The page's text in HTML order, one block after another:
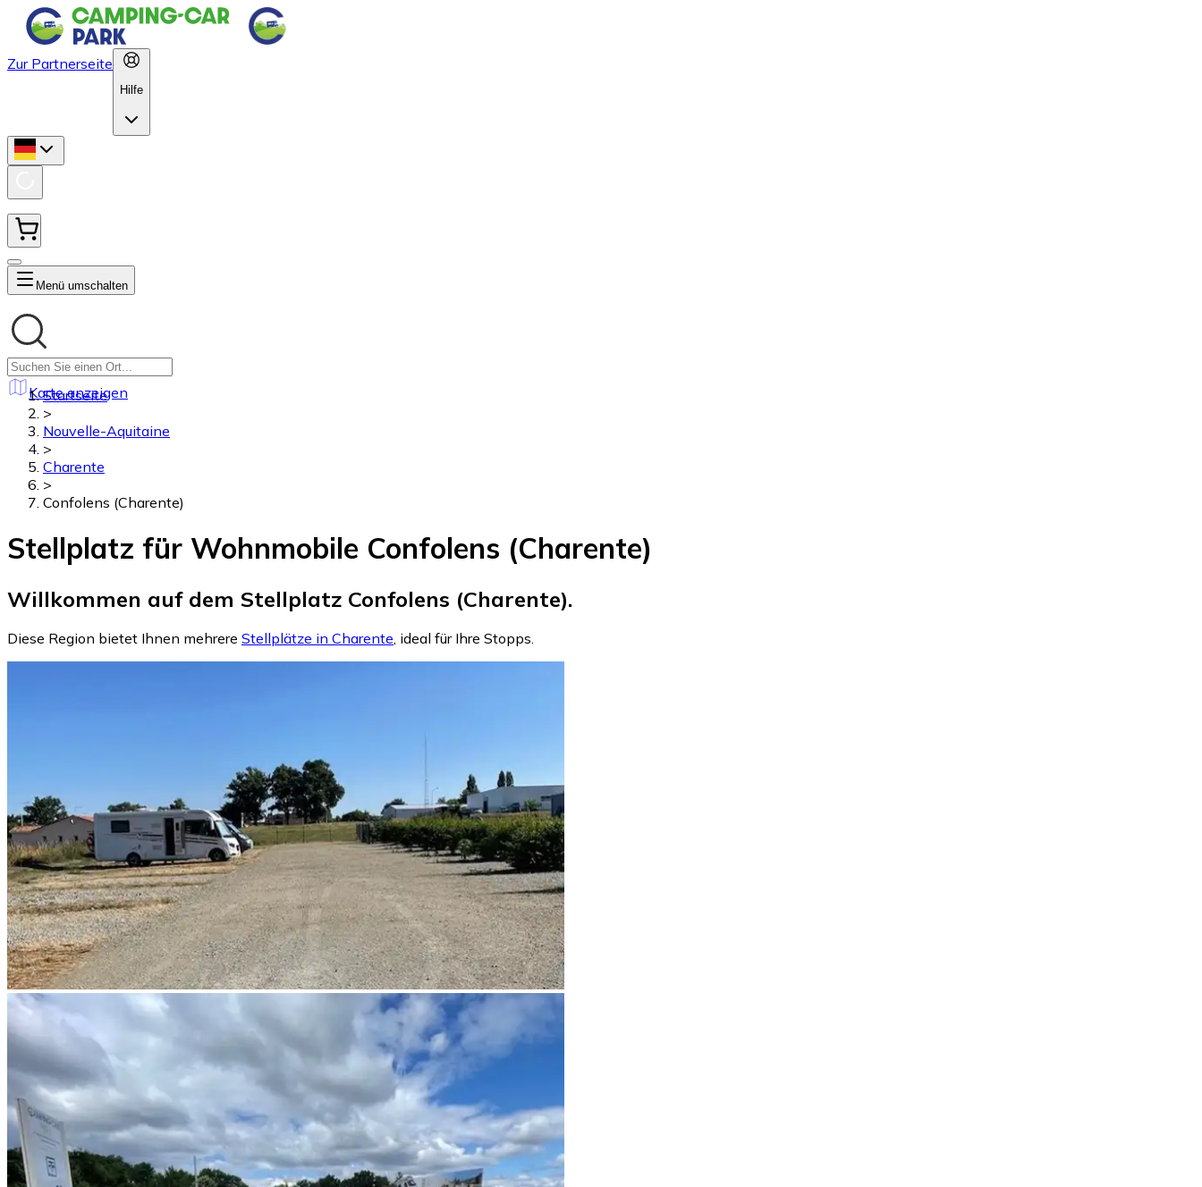
Zur Partnerseite
Hilfe
Menü umschalten
Karte anzeigen
Startseite
>
Nouvelle-Aquitaine
>
Charente
>
Confolens (Charente)
Stellplatz für Wohnmobile Confolens (Charente)
Willkommen auf dem Stellplatz Confolens (Charente).
Diese Region bietet Ihnen mehrere Stellplätze in Charente, ideal für Ihre Stopps.